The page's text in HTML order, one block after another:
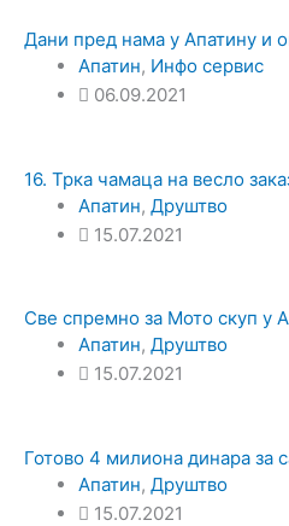
Дани пред нама у Апатину и
Апатин, Инфо сервис
06.09.2021
16. Трка чамаца на весло
Апатин, Друштво
15.07.2021
Све спремно за Мото скуп у
Апатин, Друштво
15.07.2021
Готово 4 милиона динара
Апатин, Друштво
15.07.2021